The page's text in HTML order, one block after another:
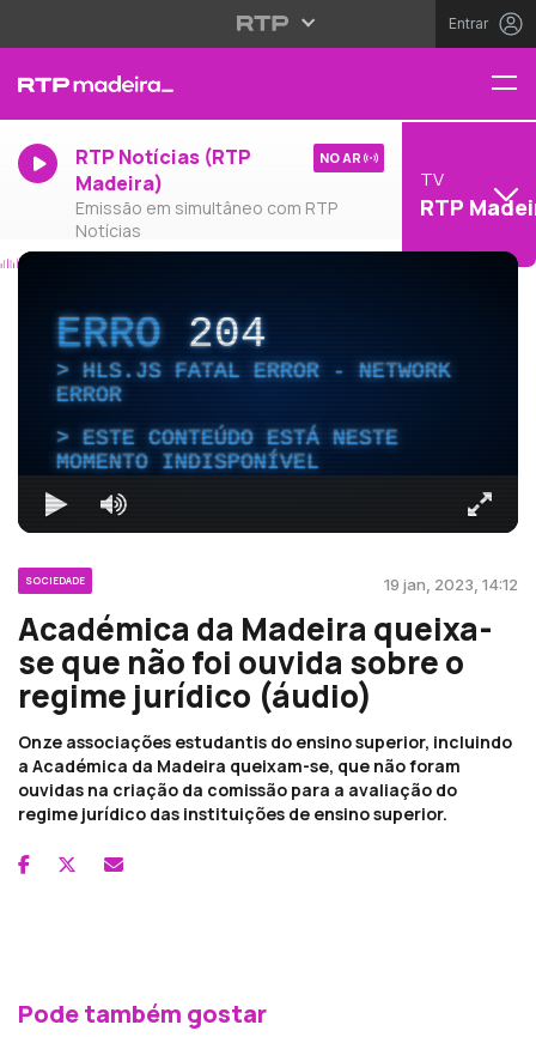
Entrar
RTP Notícias (RTP
Madeira)
Emissão em simultâneo com RTP
Notícias
NO AR
TV
RTP
ERRO204
HLS.JS FATAL ERROR - NETWORK
ERROR
ESTE CONTEÚDO ESTÁ NESTE
MOMENTO INDISPONÍVEL
SOCIEDADE 19 jan, 2023, 14:12
Académica da Madeira queixa-
se que não foi ouvida sobre o
regime jurídico (áudio)
Onze associações estudantis do ensino superior, incluindo
a Académica da Madeira queixam-se, que não foram
ouvidas na criação da comissão para a avaliação do
regime jurídico das instituições de ensino superior.
Pode também gostar